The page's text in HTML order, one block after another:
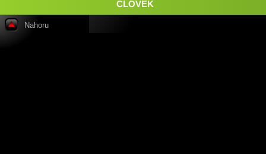
ČLOVĚK
Nahoru